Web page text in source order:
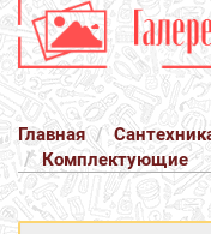
Главная
Комплектующие